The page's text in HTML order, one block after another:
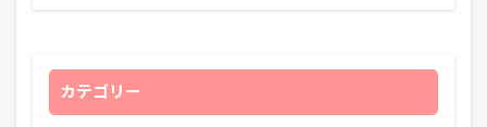
カテゴリー